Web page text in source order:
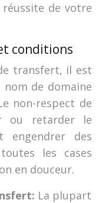
de votre
conditions
transfert, il est
de domaine
non-respect de
ou retarder le
engendrer des
les cases
en douceur.
La plupart